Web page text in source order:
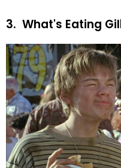
3. What's Eating